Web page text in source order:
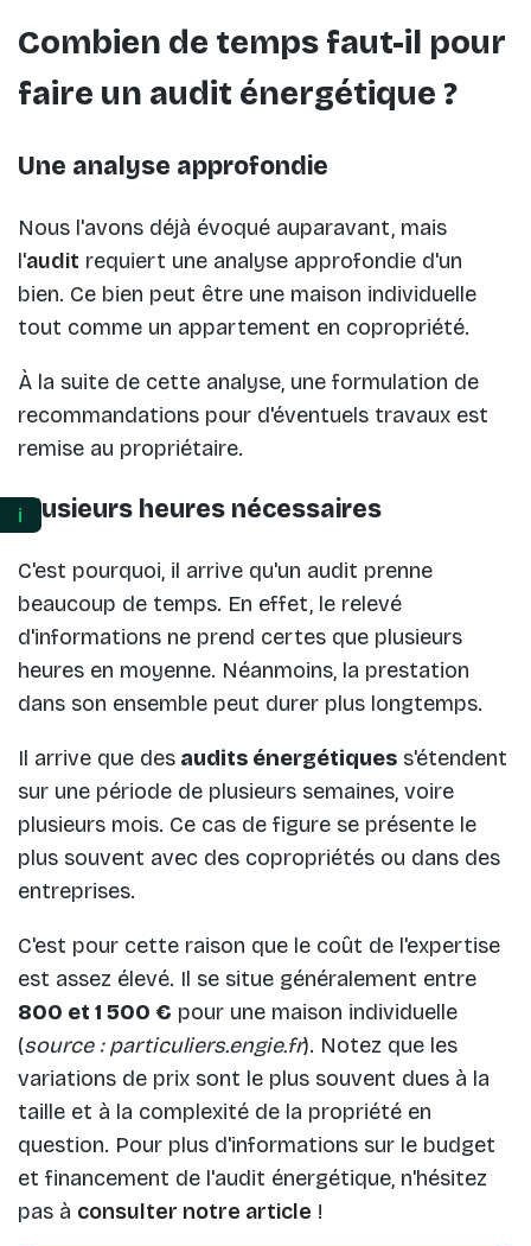
Combien de temps faut-il pour
faire un audit énergétique ?
Une analyse approfondie
Nous l'avons déjà évoqué auparavant, mais
l'audit requiert une analyse approfondie d'un
bien. Ce bien peut être une maison individuelle
tout comme un appartement en copropriété.
À la suite de cette analyse, une formulation de
recommandations pour d'éventuels travaux est
remise au propriétaire.
Plusieurs heures nécessaires
C'est pourquoi, il arrive qu'un audit prenne
beaucoup de temps. En effet, le relevé
d'informations ne prend certes que plusieurs
heures en moyenne. Néanmoins, la prestation
dans son ensemble peut durer plus longtemps.
Il arrive que des audits énergétiques s'étendent
sur une période de plusieurs semaines, voire
plusieurs mois. Ce cas de figure se présente le
plus souvent avec des copropriétés ou dans des
entreprises.
C'est pour cette raison que le coût de l'expertise
est assez élevé. Il se situe généralement entre
800 et 1 500 € pour une maison individuelle
(source : particuliers.engie.fr). Notez que les
variations de prix sont le plus souvent dues à la
taille et à la complexité de la propriété en
question. Pour plus d'informations sur le budget
et financement de l'audit énergétique, n'hésitez
pas à consulter notre article !
ℹ️